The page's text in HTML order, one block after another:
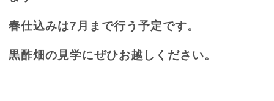
春仕込みは7月まで行う予定です。
黒酢畑の見学にぜひお越しください。